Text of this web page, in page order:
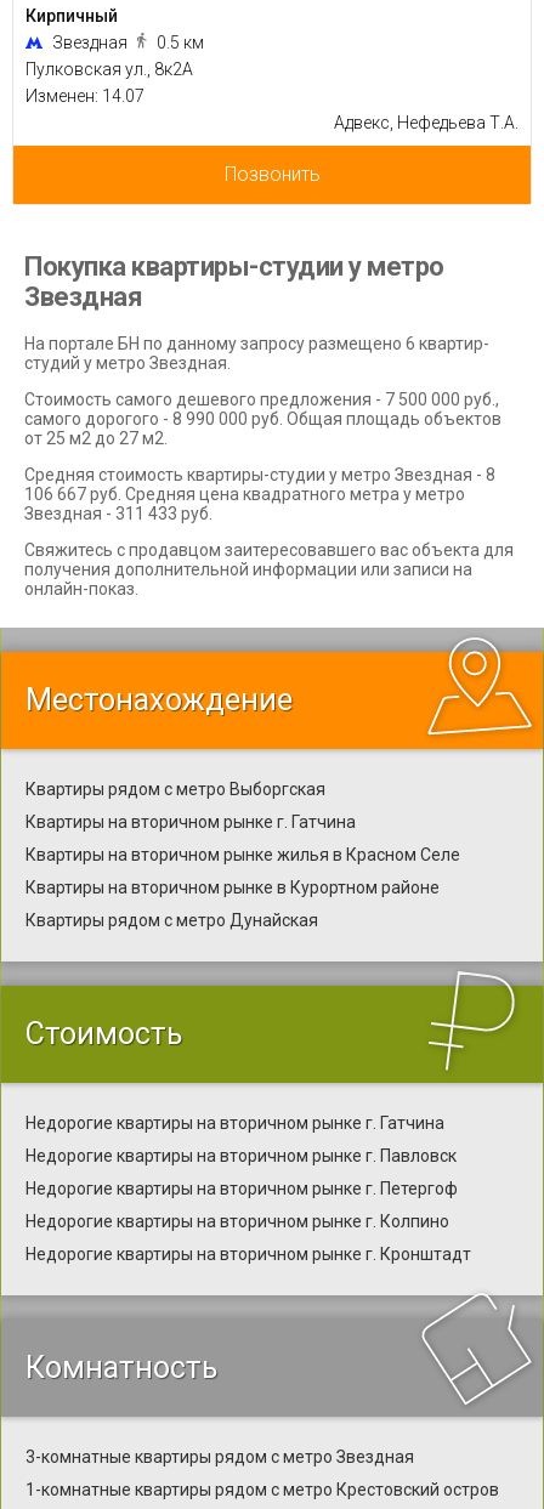
Кирпичный
Звездная
0.5 км
Пулковская ул., 8к2А
Изменен: 14.07
Адвекс, Нефедьева Т.А.
Позвонить
Покупка квартиры-студии у метро
Звездная
На портале БН по данному запросу размещено 6 квартир-
студий у метро Звездная.
Стоимость самого дешевого предложения - 7 500 000 руб.,
самого дорогого - 8 990 000 руб. Общая площадь объектов
от 25 м2 до 27 м2.
Средняя стоимость квартиры-студии у метро Звездная - 8
106 667 руб. Средняя цена квадратного метра у метро
Звездная - 311 433 руб.
Свяжитесь с продавцом заитересовавшего вас объекта для
получения дополнительной информации или записи на
онлайн-показ.
Местонахождение
Квартиры рядом с метро Выборгская
Квартиры на вторичном рынке г. Гатчина
Квартиры на вторичном рынке жилья в Красном Селе
Квартиры на вторичном рынке в Курортном районе
Квартиры рядом с метро Дунайская
Стоимость
Недорогие квартиры на вторичном рынке г. Гатчина
Недорогие квартиры на вторичном рынке г. Павловск
Недорогие квартиры на вторичном рынке г. Петергоф
Недорогие квартиры на вторичном рынке г. Колпино
Недорогие квартиры на вторичном рынке г. Кронштадт
Комнатность
3-комнатные квартиры рядом с метро Звездная
1-комнатные квартиры рядом с метро Крестовский остров